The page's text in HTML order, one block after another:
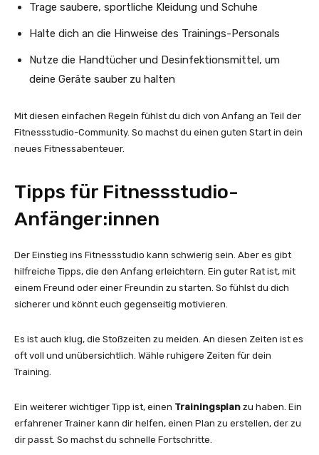
Trage saubere, sportliche Kleidung und Schuhe
Halte dich an die Hinweise des Trainings-Personals
Nutze die Handtücher und Desinfektionsmittel, um
deine Geräte sauber zu halten
Mit diesen einfachen Regeln fühlst du dich von Anfang an Teil der
Fitnessstudio-Community. So machst du einen guten Start in dein
neues Fitnessabenteuer.
Tipps für Fitnessstudio-
Anfänger:innen
Der Einstieg ins Fitnessstudio kann schwierig sein. Aber es gibt
hilfreiche Tipps, die den Anfang erleichtern. Ein guter Rat ist, mit
einem Freund oder einer Freundin zu starten. So fühlst du dich
sicherer und könnt euch gegenseitig motivieren.
Es ist auch klug, die Stoßzeiten zu meiden. An diesen Zeiten ist es
oft voll und unübersichtlich. Wähle ruhigere Zeiten für dein
Training.
Ein weiterer wichtiger Tipp ist, einen Trainingsplan zu haben. Ein
erfahrener Trainer kann dir helfen, einen Plan zu erstellen, der zu
dir passt. So machst du schnelle Fortschritte.